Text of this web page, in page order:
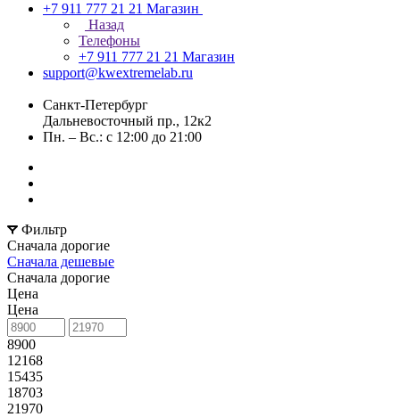
+7 911 777 21 21 Магазин
Назад
Телефоны
+7 911 777 21 21 Магазин
support@kwextremelab.ru
Санкт-Петербург
Дальневосточный пр., 12к2
Пн. – Вс.: с 12:00 до 21:00
Фильтр
Сначала дорогие
Сначала дешевые
Сначала дорогие
Цена
Цена
8900
12168
15435
18703
21970